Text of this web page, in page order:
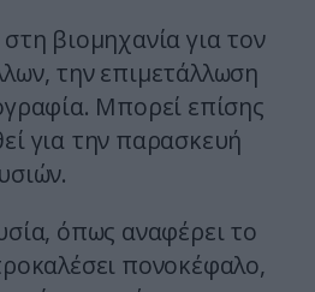
βιομηχανία για τον
την επιμετάλλωση
Μπορεί επίσης
για την παρασκευή
όπως αναφέρει το
πονοκέφαλο,